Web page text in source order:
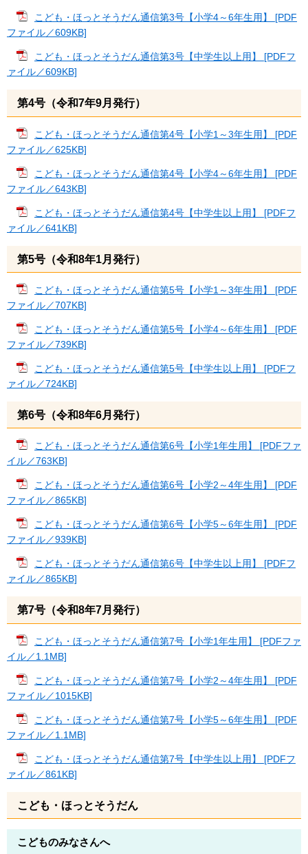
こども・ほっとそうだん通信第3号【小学4～6年生用】 [PDF
ファイル／609KB]
こども・ほっとそうだん通信第3号【中学生以上用】 [PDFフ
ァイル／609KB]
第4号（令和7年9月発行）
こども・ほっとそうだん通信第4号【小学1～3年生用】 [PDF
ファイル／625KB]
こども・ほっとそうだん通信第4号【小学4～6年生用】 [PDF
ファイル／643KB]
こども・ほっとそうだん通信第4号【中学生以上用】 [PDFフ
ァイル／641KB]
第5号（令和8年1月発行）
こども・ほっとそうだん通信第5号【小学1～3年生用】 [PDF
ファイル／707KB]
こども・ほっとそうだん通信第5号【小学4～6年生用】 [PDF
ファイル／739KB]
こども・ほっとそうだん通信第5号【中学生以上用】 [PDFフ
ァイル／724KB]
第6号（令和8年6月発行）
こども・ほっとそうだん通信第6号【小学1年生用】 [PDFファ
イル／763KB]
こども・ほっとそうだん通信第6号【小学2～4年生用】 [PDF
ファイル／865KB]
こども・ほっとそうだん通信第6号【小学5～6年生用】 [PDF
ファイル／939KB]
こども・ほっとそうだん通信第6号【中学生以上用】 [PDFフ
ァイル／865KB]
第7号（令和8年7月発行）
こども・ほっとそうだん通信第7号【小学1年生用】 [PDFファ
イル／1.1MB]
こども・ほっとそうだん通信第7号【小学2～4年生用】 [PDF
ファイル／1015KB]
こども・ほっとそうだん通信第7号【小学5～6年生用】 [PDF
ファイル／1.1MB]
こども・ほっとそうだん通信第7号【中学生以上用】 [PDFフ
ァイル／861KB]
こども・ほっとそうだん
こどものみなさんへ